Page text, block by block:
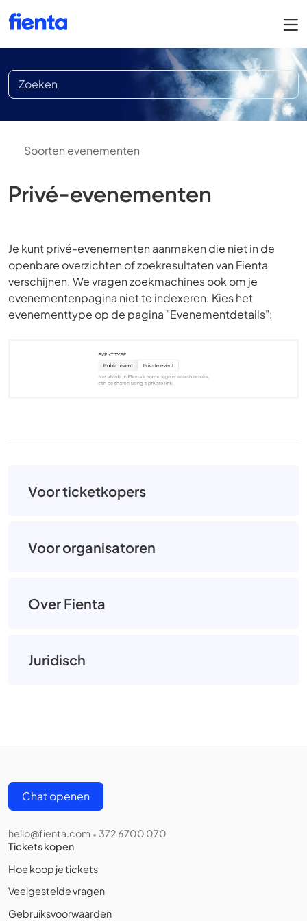
Soorten evenementen
Privé-evenementen
Je kunt privé-evenementen aanmaken die niet in de
openbare overzichten of zoekresultaten van Fienta
verschijnen. We vragen zoekmachines ook om je
evenementenpagina niet te indexeren. Kies het
evenementtype op de pagina "Evenementdetails":
Voor ticketkopers
Voor organisatoren
Over Fienta
Juridisch
Chat openen
hello@fienta.com • 372 6700 070
Tickets kopen
Hoe koop je tickets
Veelgestelde vragen
Gebruiksvoorwaarden